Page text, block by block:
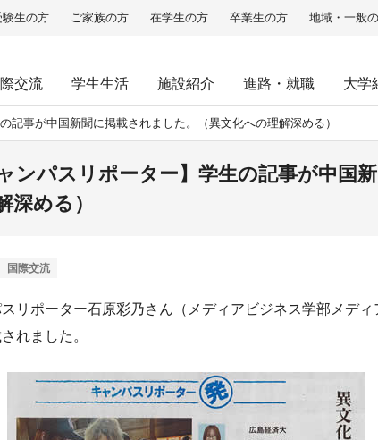
験生の方 ご家族の方 在学生の方 卒業生の方 地域・一般
交流 学生生活 施設紹介 進路・就職 大学
記事が中国新聞に掲載されました。（異文化への理解深める）
ンパスリポーター】学生の記事が中国
深める）
国際交流
リポーター石原彩乃さん（メディアビジネス学部メデ
れました。